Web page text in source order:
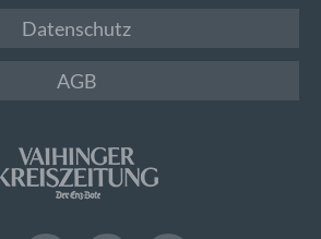
Datenschutz
AGB